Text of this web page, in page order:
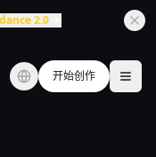
2.0
开始创作